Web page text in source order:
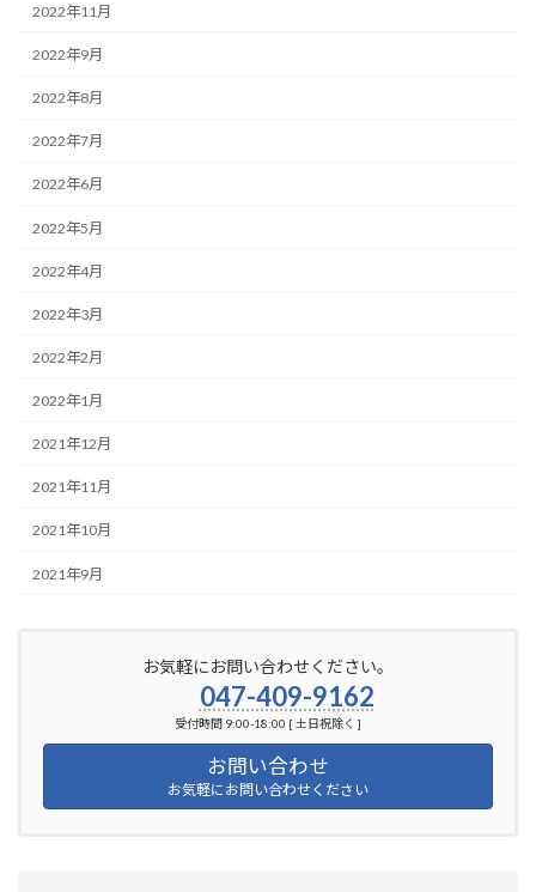
2022年11月
2022年9月
2022年8月
2022年7月
2022年6月
2022年5月
2022年4月
2022年3月
2022年2月
2022年1月
2021年12月
2021年11月
2021年10月
2021年9月
お気軽にお問い合わせください。
047-409-9162
受付時間 9:00-18:00 [ 土日祝除く ]
お問い合わせ
お気軽にお問い合わせください